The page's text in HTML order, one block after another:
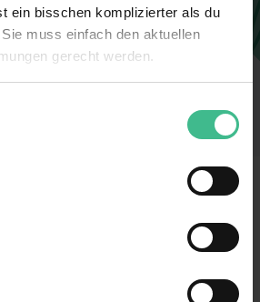
ein bisschen komplizierter als du
muss einfach den aktuellen
gerecht werden.
getroffenen Einstellungen zu
(„Statistiken“), um
Verwendung unserer Website an
und um Inhalte und Anzeigen zu
gefällt dir?
Stellen des Unternehmens an
Nutzungsbedingungen